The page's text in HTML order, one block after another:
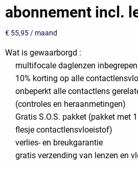
abonnement incl.
€ 55,95 / maand
Wat is gewaarborgd :
multifocale daglenzen
10% korting op alle
onbeperkt alle contactlens
(controles en heraanmetingen)
Gratis S.O.S. pakket (pakket met
flesje contactlensvloeistof)
verlies- en breukgarantie
gratis verzending van lenzen en